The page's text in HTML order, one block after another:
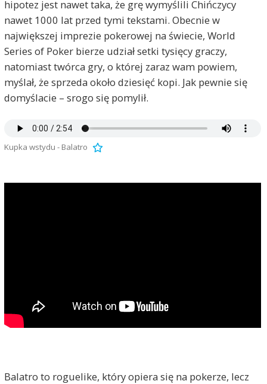
hipotez jest nawet taka, że grę wymyślili Chińczycy
nawet 1000 lat przed tymi tekstami. Obecnie w
największej imprezie pokerowej na świecie, World
Series of Poker bierze udział setki tysięcy graczy,
natomiast twórca gry, o której zaraz wam powiem,
myślał, że sprzeda około dziesięć kopi. Jak pewnie się
domyślacie – srogo się pomylił.
Kupka wstydu - Balatro
Balatro to roguelike, który opiera się na pokerze, lecz